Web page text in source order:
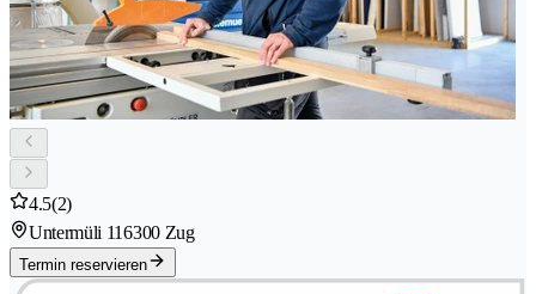
4.5(2)
Untermüli 116300 Zug
Termin reservieren